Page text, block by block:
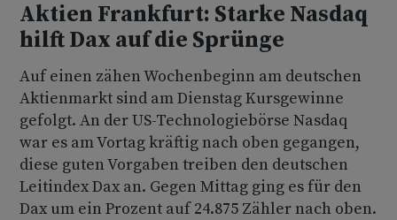
Aktien Frankfurt: Starke Nasdaq
hilft Dax auf die Sprünge
Auf einen zähen Wochenbeginn am deutschen
Aktienmarkt sind am Dienstag Kursgewinne
gefolgt. An der US-Technologiebörse Nasdaq
war es am Vortag kräftig nach oben gegangen,
diese guten Vorgaben treiben den deutschen
Leitindex Dax an. Gegen Mittag ging es für den
Dax um ein Prozent auf 24.875 Zähler nach oben.